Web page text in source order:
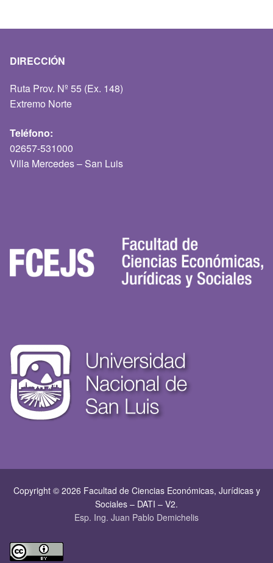
DIRECCIÓN
Ruta Prov. Nº 55 (Ex. 148)
Extremo Norte
Teléfono:
02657-531000
Villa Mercedes – San Luis
Copyright © 2026 Facultad de Ciencias Económicas, Jurí­dicas y
Sociales – DATI – V2.
Esp. Ing. Juan Pablo Demichelis